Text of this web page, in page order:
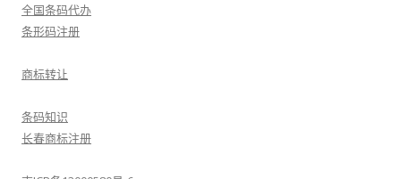
全国条码代办
条形码注册
商标转让
条码知识
长春商标注册